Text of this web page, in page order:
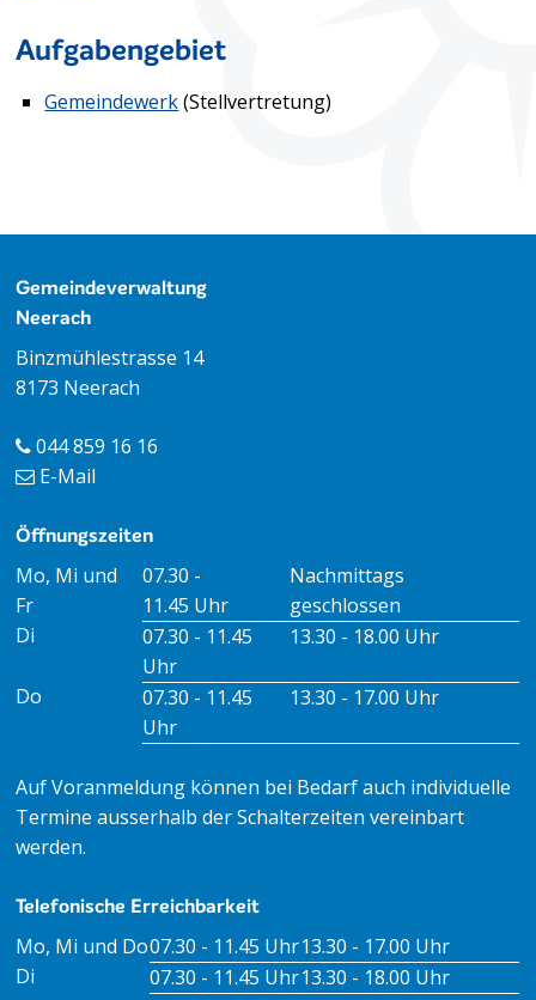
Aufgabengebiet
Gemeindewerk (Stellvertretung)
Footer
Gemeindeverwaltung
Neerach
Binzmühlestrasse 14
8173 Neerach
044 859 16 16
E-Mail
Öffnungszeiten
Öffnungszeiten Vormittag Öffnungszeiten
Mo, Mi und
Fr
07.30 -
11.45 Uhr
Nachmittags
geschlossen
Di
07.30 - 11.45
Uhr
13.30 - 18.00 Uhr
Do
07.30 - 11.45
Uhr
13.30 - 17.00 Uhr
Auf Voranmeldung können bei Bedarf auch individuelle
Termine ausserhalb der Schalterzeiten vereinbart
werden.
Telefonische Erreichbarkeit
Tag Öffnungszeiten VormittagÖffnungszeiten
Mo, Mi und Do07.30 - 11.45 Uhr13.30 - 17.00 Uhr
Di
07.30 - 11.45 Uhr13.30 - 18.00 Uhr